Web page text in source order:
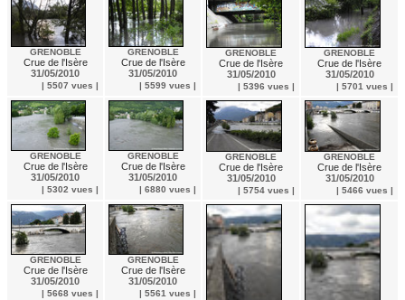
GRENOBLE
Crue de l'Isère
31/05/2010
| 5507 vues |
GRENOBLE
Crue de l'Isère
31/05/2010
| 5599 vues |
GRENOBLE
Crue de l'Isère
31/05/2010
| 5396 vues |
GRENOBLE
Crue de l'Isère
31/05/2010
| 5701 vues |
GRENOBLE
Crue de l'Isère
31/05/2010
| 5302 vues |
GRENOBLE
Crue de l'Isère
31/05/2010
| 6880 vues |
GRENOBLE
Crue de l'Isère
31/05/2010
| 5754 vues |
GRENOBLE
Crue de l'Isère
31/05/2010
| 5466 vues |
GRENOBLE
Crue de l'Isère
31/05/2010
| 5668 vues |
GRENOBLE
Crue de l'Isère
31/05/2010
| 5561 vues |